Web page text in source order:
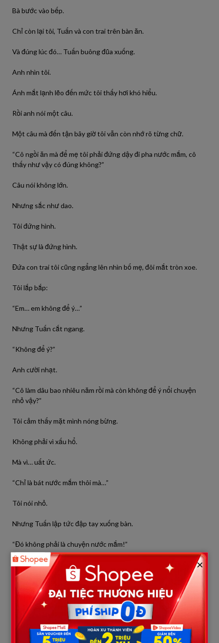
Bà bước vào bếp.
Chỉ còn lại tôi, Tuấn và con trai trên bàn ăn.
Và đúng lúc đó… Tuấn buông đũa xuống.
Anh nhìn tôi.
Ánh mắt lạnh lẽo đến mức tôi thấy hơi khó hiểu.
Rồi anh nói một câu.
Một câu mà đến tận bây giờ tôi vẫn còn nhớ rõ từng chữ.
“Cô ngồi ăn mà để mẹ tôi phải đứng dậy đi pha nước mắm, cô
thấy như vậy có đúng không?”
Câu nói không lớn.
Nhưng sắc như dao.
Tôi đứng hình.
Thật sự là đứng hình.
Đứa con trai tôi cũng ngẩng lên nhìn bố mẹ, đôi mắt tròn xoe.
Tôi lắp bắp:
“Em… em không để ý…”
Nhưng Tuấn cắt ngang.
“Không để ý?”
Anh cười nhạt.
“Cô làm dâu bao nhiêu năm rồi mà còn không để ý nổi chuyện
nhỏ vậy?”
Tôi cảm thấy mặt mình nóng bừng.
Không phải vì xấu hổ.
Mà vì… uất ức.
“Chỉ là bát nước mắm thôi mà…”
Tôi nói nhỏ.
Nhưng Tuấn lập tức đập tay xuống bàn.
“Đó không phải là chuyện nước mắm!”
Giọng anh lớn đến mức con trai tôi giật mình.
Đúng lúc đó, mẹ chồng tôi từ trong bếp bước ra, tay cầm bát
nước chấm mới.
Bà nhìn thấy không khí căng thẳng liền hỏi:
“Có chuyện gì vậy?”
×